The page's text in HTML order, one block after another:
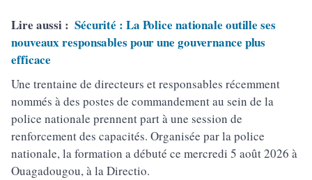
Lire aussi : Sécurité : La Police nationale outille ses
nouveaux responsables pour une gouvernance plus
efficace
Une trentaine de directeurs et responsables récemment
nommés à des postes de commandement au sein de la
police nationale prennent part à une session de
renforcement des capacités. Organisée par la police
nationale, la formation a débuté ce mercredi 5 août 2026 à
Ouagadougou, à la Directio.